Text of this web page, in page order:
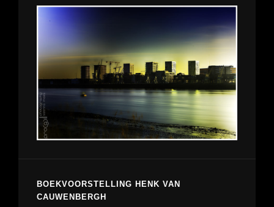
BOEKVOORSTELLING HENK VAN
CAUWENBERGH